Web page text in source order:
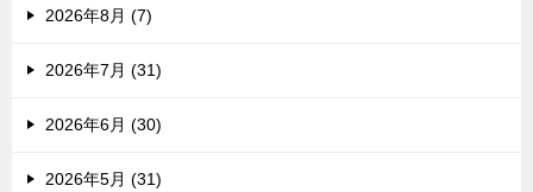
2026年8月 (7)
2026年7月 (31)
2026年6月 (30)
2026年5月 (31)